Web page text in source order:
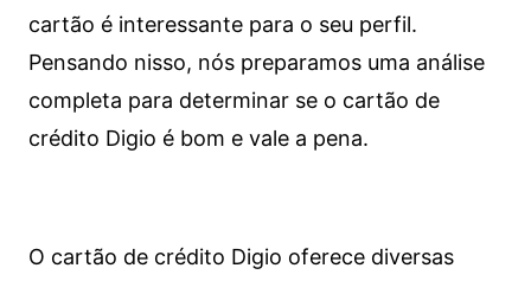
cartão é interessante para o seu perfil.
Pensando nisso, nós preparamos uma análise
completa para determinar se o cartão de
crédito Digio é bom e vale a pena.
O cartão de crédito Digio oferece diversas